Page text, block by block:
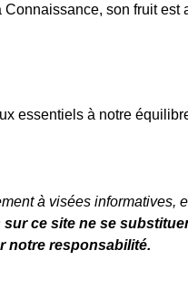
son fruit est
essentiels à notre
à visées informatives,
ce site ne se
notre responsabilité.